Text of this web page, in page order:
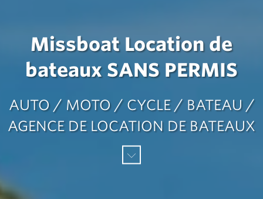
Missboat Location de
bateaux SANS PERMIS
AUTO / MOTO / CYCLE / BATEAU /
AGENCE DE LOCATION DE BATEAUX